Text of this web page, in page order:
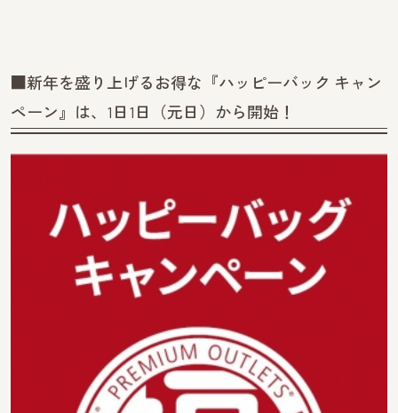
■新年を盛り上げるお得な『ハッピーバック キャン
ペーン』は、1日1日（元日）から開始！